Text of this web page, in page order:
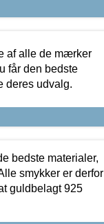
af alle de mærker
får den bedste
deres udvalg.
bedste materialer,
smykker er derfor
guldbelagt 925